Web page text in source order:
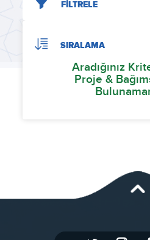
FİLTRELE
SIRALAMA
Aradığınız
Proje &